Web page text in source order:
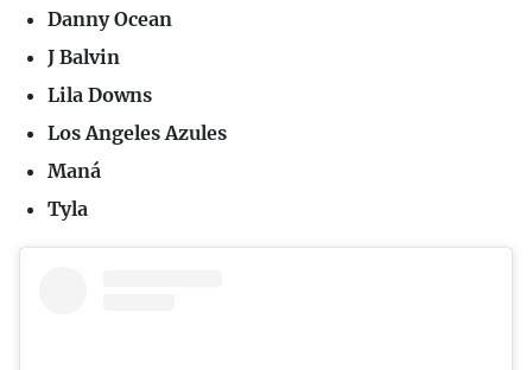
Danny Ocean
J Balvin
Lila Downs
Los Angeles Azules
Maná
Tyla